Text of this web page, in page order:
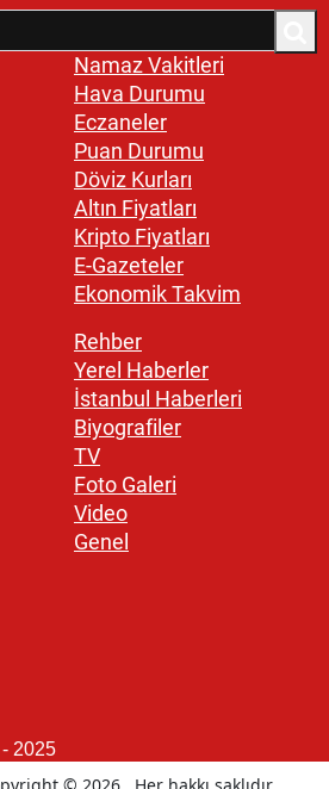
Namaz Vakitleri
Hava Durumu
Eczaneler
Puan Durumu
Döviz Kurları
Altın Fiyatları
Kripto Fiyatları
E-Gazeteler
Ekonomik Takvim
Rehber
Yerel Haberler
İstanbul Haberleri
Biyografiler
TV
Foto Galeri
Video
Genel
2025